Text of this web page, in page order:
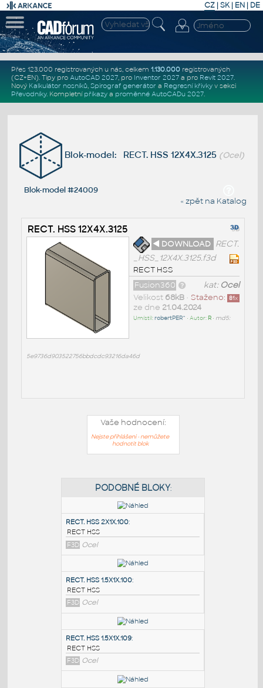
CZ | SK| EN | DE
Přes 123.000 registrovaných u nás, celkem 1.130.000registrovaných
(CZ+EN). Tipy pro AutoCAD 2027, pro Inventor 2027a pro Revit 2027.
Nový Kalkulátor nosníků, Spirograf generátor a Regresní křivkyv sekci
Převodníky. Kompletní příkazya proměnné AutoCADu 2027.
Blok-model: RECT. HSS 12X4X.3125 (Ocel)
Blok-model #24009
« zpět na Katalog
RECT. HSS 12X4X.3125
◄ DOWNLOAD RECT.
_HSS_12X4X.3125.f3d
RECT HSS
kat: Ocel
Fusion360
Staženo: 81x
Velikost 68kB•
ze dne 21.04.2024
Umístil:robertPER^ • Autor: R• md5:
5e9736d903522756bbdcdc93216da46d
Vaše hodnocení:
Nejste přihlášeni - nemůžete
hodnotit blok
PODOBNÉ BLOKY:
RECT. HSS 2X1X.100:
F3D Ocel
RECT. HSS 1.5X1X.100